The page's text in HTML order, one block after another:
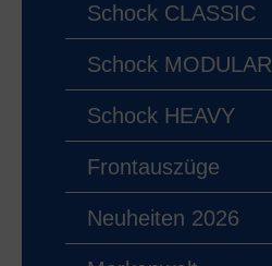
Schock CLASSIC
Schock MODULAR
Schock HEAVY
Frontauszüge
Neuheiten 2026